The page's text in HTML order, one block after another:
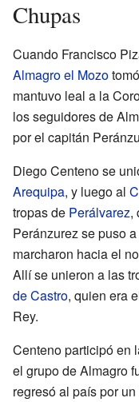
Chupas
Cuando Francisco
Almagro el Mozo
mantuvo leal a la
los seguidores de
por el capitán
Diego Centeno se
Arequipa, y luego al
tropas de Perálvarez,
Peránzurez se puso
marcharon hacia el
Allí se unieron a las
de Castro, quien era
Rey.
Centeno participó en
el grupo de Almagro
regresó al país por